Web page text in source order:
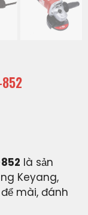
852
là sản
Keyang,
mài, đánh